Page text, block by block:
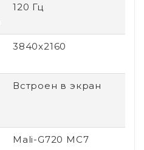
120 Гц
3840x2160
Встроен в экран
Mali-G720 MC7